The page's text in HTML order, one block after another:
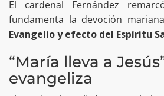
El cardenal Fernández
fundamenta la devoción mariana
Evangelio y efecto del Espíritu
“María lleva a
evangeliza